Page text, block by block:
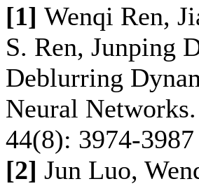
[1] Wenqi Ren,
S. Ren, Junping
Deblurring
Neural
44(8): 3974-
[2] Jun Luo,